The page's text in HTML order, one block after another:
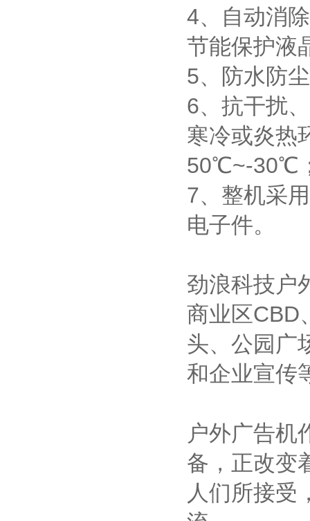
4、自动消
节能保护液
5、防水防
6、抗干扰
寒冷或炎热
50℃~-30℃
7、整机采
电子件。
劲浪科技户
商业区CBD
头、公园广
和企业宣传
户外广告机
备，正改变
人们所接受